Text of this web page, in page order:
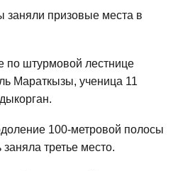
призовые места в
по штурмовой лестнице
Мараткызы, ученица 11
100-метровой полосы
третье место.